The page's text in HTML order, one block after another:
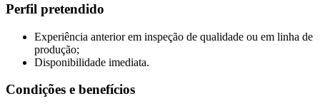
Perfil pretendido
Experiência anterior em inspeção de qualidade ou em linha de
produção;
Disponibilidade imediata.
Condições e benefícios